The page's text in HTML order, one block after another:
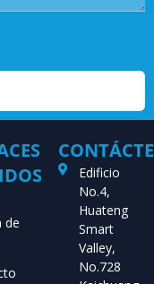
de
Edificio
No.4,
Huateng
Smart
Valley,
No.728